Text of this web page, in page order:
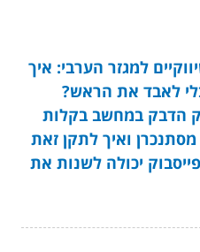
למגזר הערבי: איך
לאבד את הראש?
הדבק במחשב בקלות
ואיך לתקן זאת
יכולה לשנות את